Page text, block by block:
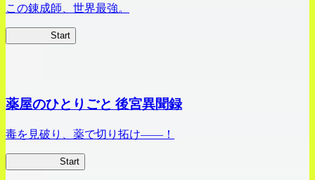
この錬成師、世界最強。
Start
薬屋のひとりごと 後宮異聞録
毒を見破り、薬で切り拓け――！
Start